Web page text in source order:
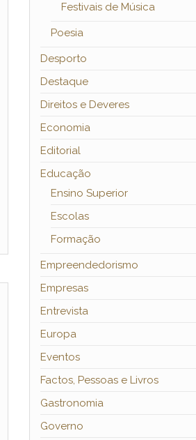
Festivais de Música
Poesia
Desporto
Destaque
Direitos e Deveres
Economia
Editorial
Educação
Ensino Superior
Escolas
Formação
Empreendedorismo
Empresas
Entrevista
Europa
Eventos
Factos, Pessoas e Livros
Gastronomia
Governo